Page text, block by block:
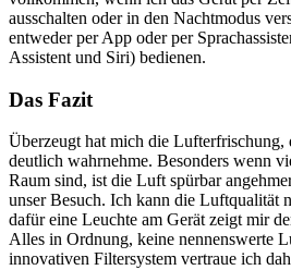
ausschalten oder in den Nachtmodus
entweder per App oder per
Assistent und Siri) bedienen.
Das Fazit
Überzeugt hat mich die Lufterfrischung,
deutlich wahrnehme. Besonders wenn
Raum sind, ist die Luft spürbar
unser Besuch. Ich kann die Luftqualität
dafür eine Leuchte am Gerät zeigt mir
Alles in Ordnung, keine nennenswerte
innovativen Filtersystem vertraue ich